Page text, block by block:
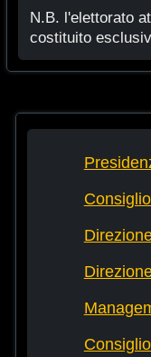
N.B. l'elettorato
costituito